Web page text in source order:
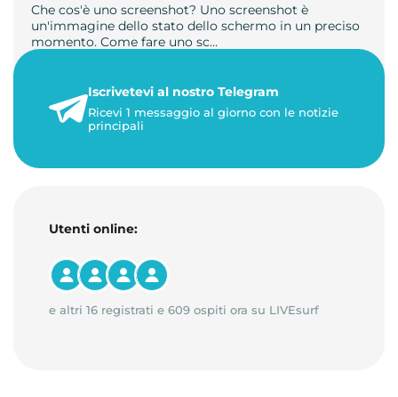
Che cos'è uno screenshot? Uno screenshot è
un'immagine dello stato dello schermo in un preciso
momento. Come fare uno sc…
1 minuto di letturaIscrivetevi al nostro Telegram
Ricevi 1 messaggio al giorno con le notizie
principali
Utenti online:
e altri 16 registrati e 609 ospiti ora su LIVEsurf